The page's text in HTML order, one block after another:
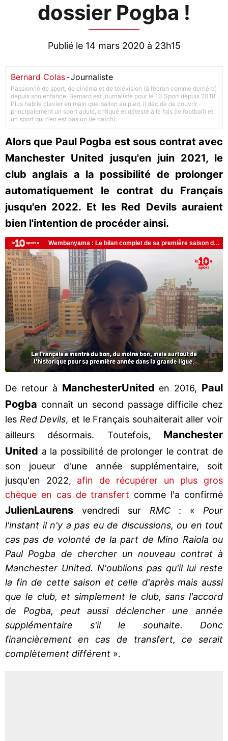
dossier Pogba !
Publié le 14 mars 2020 à 23h15
Bernard Colas-Journaliste
Passionné de sport, de cinéma et de télévision (à l’écran comme derrière)
depuis son enfance, Bernard est journaliste pour le 10 Sport depuis 2018.
Plus habile clavier en main que ballon au pied, il décide de couvrir
principalement un sport adulé, critiqué et détesté à la fois (le football) et
un sport qui n’en est pas un (le catch).
Alors que Paul Pogba est sous contrat avec
Manchester United jusqu'en juin 2021, le
club anglais a la possibilité de prolonger
automatiquement le contrat du Français
jusqu'en 2022. Et les Red Devils auraient
bien l'intention de procéder ainsi.
De retour à ManchesterUnited en 2016, Paul
Pogba connaît un second passage difficile chez
les Red Devils, et le Français souhaiterait aller voir
ailleurs désormais. Toutefois, Manchester
United a la possibilité de prolonger le contrat de
son joueur d'une année supplémentaire, soit
jusqu'en 2022, afin de récupérer un plus gros
chèque en cas de transfert comme l'a confirmé
JulienLaurens vendredi sur RMC: « Pour
l'instant il n'y a pas eu de discussions, ou en tout
cas pas de volonté de la part de Mino Raiola ou
Paul Pogba de chercher un nouveau contrat à
Manchester United. N'oublions pas qu'il lui reste
la fin de cette saison et celle d'après mais aussi
que le club, et simplement le club, sans l'accord
de Pogba, peut aussi déclencher une année
supplémentaire s'il le souhaite. Donc
financièrement en cas de transfert, ce serait
complètement différent ».